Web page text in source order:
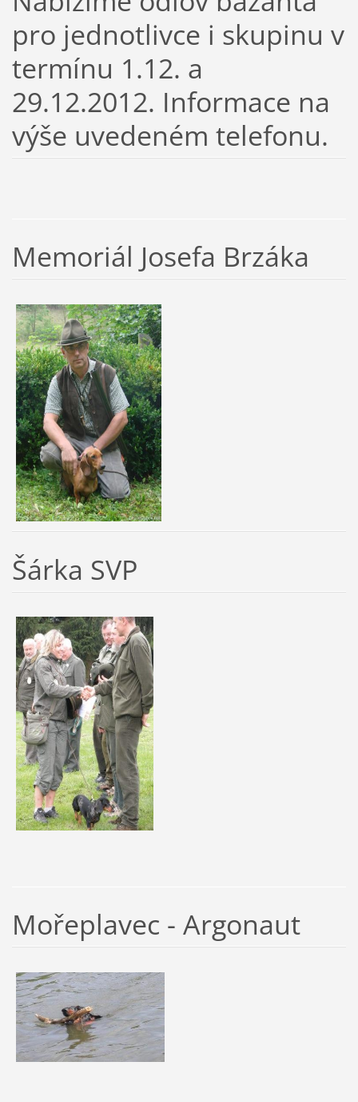
pro jednotlivce i skupinu v
termínu 1.12. a
29.12.2012. Informace na
výše uvedeném telefonu.
Memoriál Josefa Brzáka
Šárka SVP
Mořeplavec - Argonaut